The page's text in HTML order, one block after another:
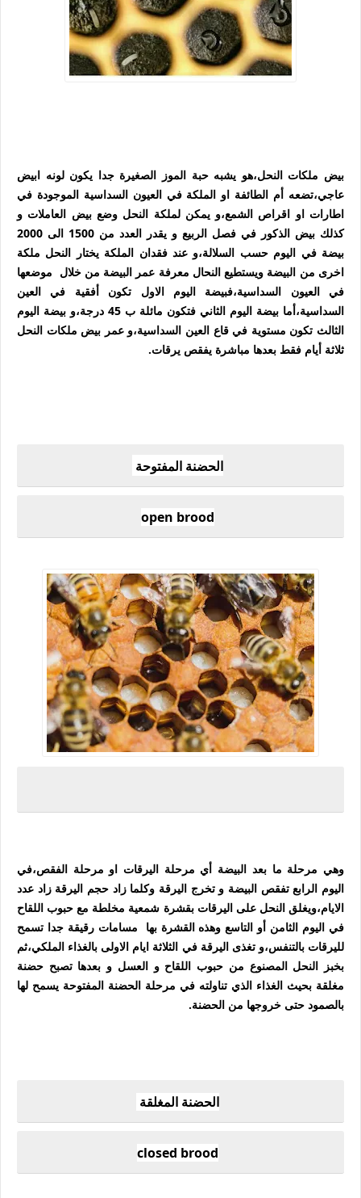
بيض ملكات النحل،هو يشبه حبة الموز الصغيرة جدا يكون لونه ابيض
عاجي،تضعه أم الطائفة او الملكة في العيون السداسية الموجودة في
اطارات او اقراص الشمع،و يمكن لملكة النحل وضع بيض العاملات و
كذلك بيض الذكور في فصل الربيع و يقدر العدد من 1500 الى 2000
بيضة في اليوم حسب السلالة،و عند فقدان الملكة يختار النحل ملكة
اخرى من البيضة ويستطيع النحال معرفة عمر البيضة من خلال موضعها
في العيون السداسية،فبيضة اليوم الاول تكون أفقية في العين
السداسية،أما بيضة اليوم الثاني فتكون مائلة ب 45 درجة،و بيضة اليوم
الثالث تكون مستوية في قاع العين السداسية،و عمر بيض ملكات النحل
ثلاثة أيام فقط بعدها مباشرة يفقص يرقات.
الحضنة المفتوحة
open brood
وهي مرحلة ما بعد البيضة أي مرحلة اليرقات او مرحلة الفقص،في
اليوم الرابع تفقص البيضة و تخرج اليرقة وكلما زاد حجم اليرقة زاد عدد
الايام،ويغلق النحل على اليرقات بقشرة شمعية مخلطة مع حبوب اللقاح
في اليوم الثامن أو التاسع وهذه القشرة بها مسامات رقيقة جدا تسمح
لليرقات بالتنفس،و تغذى اليرقة في الثلاثة ايام الاولى بالغذاء الملكي،ثم
بخبز النحل المصنوع من حبوب اللقاح و العسل و بعدها تصبح حضنة
مغلقة بحيث الغذاء الذي تناولته في مرحلة الحضنة المفتوحة يسمح لها
بالصمود حتى خروجها من الحضنة.
الحضنة المغلقة
closed brood